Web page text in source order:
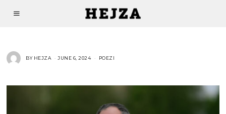
BY HEJZA JUNE 6, 2024 POEZI